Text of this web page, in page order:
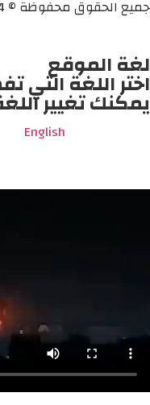
جميع الحقوق محفوظة © 2024
لغة الموقع
اختر اللغة التي
يمكنك تغيير
English